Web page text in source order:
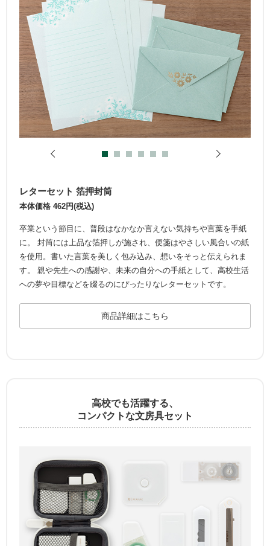
レターセット 箔押封筒
本体価格 462円(税込)
卒業という節目に、普段はなかなか言えない気持ちや言葉を手紙
に。 封筒には上品な箔押しが施され、便箋はやさしい風合いの紙
を使用。書いた言葉を美しく包み込み、想いをそっと伝えられま
す。 親や先生への感謝や、未来の自分への手紙として、高校生活
への夢や目標などを綴るのにぴったりなレターセットです。
商品詳細はこちら
高校でも活躍する、
コンパクトな文房具セット